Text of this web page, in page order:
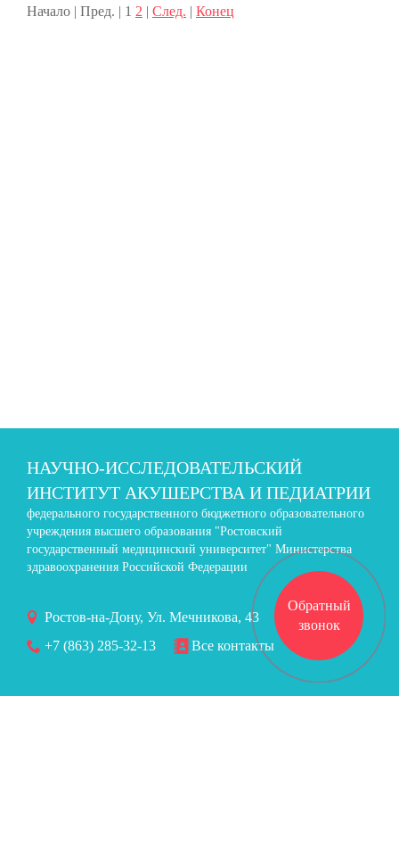
Начало | Пред. | 1 2 | След. | Конец
НАУЧНО-ИССЛЕДОВАТЕЛЬСКИЙ
ИНСТИТУТ АКУШЕРСТВА И ПЕДИАТРИИ
федерального государственного бюджетного образовательного
учреждения высшего образования "Ростовский
государственный медицинский университет" Министерства
здравоохранения Российской Федерации
Ростов-на-Дону, Ул. Мечникова, 43
+7 (863) 285-32-13
Все контакты
Обратный
звонок